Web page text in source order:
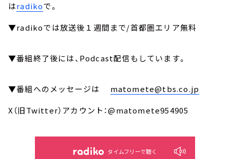
はradikoで。
▼radikoでは放送後１週間まで/首都圏エリア無料
▼番組終了後には、Podcast配信もしています。
▼番組へのメッセージは matomete@tbs.co.jp
X（旧Twitter）アカウント：@matomete954905
タイムフリーで聴く